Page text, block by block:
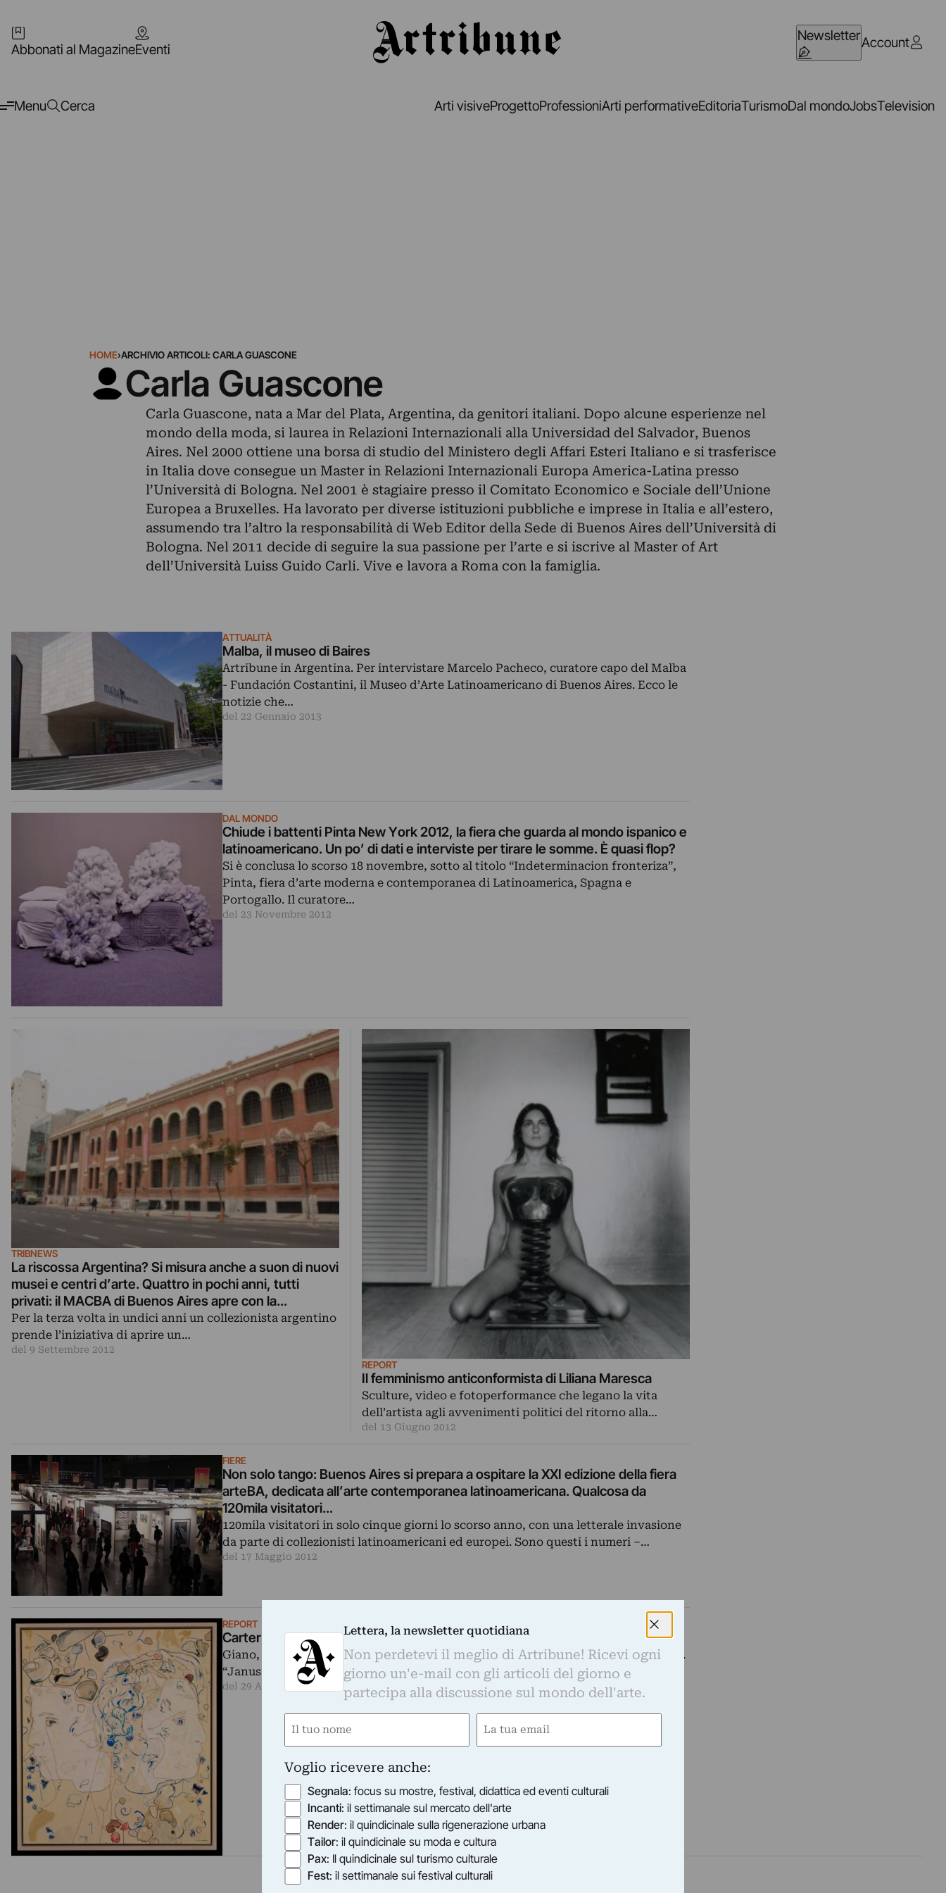
Abbonati al MagazineEventi
NewsletterAccount
Menu Cerca Arti visiveProgettoProfessioniArti performativeEditoriaTurismoDal mondoJobsTelevision
HOME›ARCHIVIO ARTICOLI: CARLA GUASCONE
Carla Guascone
Carla Guascone, nata a Mar del Plata, Argentina, da genitori italiani. Dopo alcune esperienze nel
mondo della moda, si laurea in Relazioni Internazionali alla Universidad del Salvador, Buenos
Aires. Nel 2000 ottiene una borsa di studio del Ministero degli Affari Esteri Italiano e si trasferisce
in Italia dove consegue un Master in Relazioni Internazionali Europa America-Latina presso
l’Università di Bologna. Nel 2001 è stagiaire presso il Comitato Economico e Sociale dell’Unione
Europea a Bruxelles. Ha lavorato per diverse istituzioni pubbliche e imprese in Italia e all’estero,
assumendo tra l’altro la responsabilità di Web Editor della Sede di Buenos Aires dell’Università di
Bologna. Nel 2011 decide di seguire la sua passione per l’arte e si iscrive al Master of Art
dell’Università Luiss Guido Carli. Vive e lavora a Roma con la famiglia.
ATTUALITÀ
Malba, il museo di Baires
Artribune in Argentina. Per intervistare Marcelo Pacheco, curatore capo del Malba
- Fundación Costantini, il Museo d’Arte Latinoamericano di Buenos Aires. Ecco le
notizie che…
del 22 Gennaio 2013
DAL MONDO
Chiude i battenti Pinta New York 2012, la fiera che guarda al mondo ispanico e
latinoamericano. Un po’ di dati e interviste per tirare le somme. È quasi flop?
Si è conclusa lo scorso 18 novembre, sotto al titolo “Indeterminacion fronteriza”,
Pinta, fiera d’arte moderna e contemporanea di Latinoamerica, Spagna e
Portogallo. Il curatore…
del 23 Novembre 2012
TRIBNEWS
La riscossa Argentina? Si misura anche a suon di nuovi
musei e centri d’arte. Quattro in pochi anni, tutti
privati: il MACBA di Buenos Aires apre con la
collezione d’arte cinetica e Op Art del banchiere Aldo
Rubino
Per la terza volta in undici anni un collezionista argentino
prende l’iniziativa di aprire un…
del 9 Settembre 2012
REPORT
Il femminismo anticonformista di Liliana Maresca
Sculture, video e fotoperformance che legano la vita
dell’artista agli avvenimenti politici del ritorno alla…
del 13 Giugno 2012
FIERE
Non solo tango: Buenos Aires si prepara a ospitare la XXI edizione della fiera
arteBA, dedicata all’arte contemporanea latinoamericana. Qualcosa da
120mila visitatori…
120mila visitatori in solo cinque giorni lo scorso anno, con una letterale invasione
da parte di collezionisti latinoamericani ed europei. Sono questi i numeri –…
del 17 Maggio 2012
REPORT
Carter, fra identità e travestimento
Giano, il dio degli inizi, ispira le variazioni delle teste dell’artista americano Carter.
“Janus Travestito” è in mostra alla Galleria Annarumma di Napoli, fino al…
del 29 Aprile 2012
Lettera, la newsletter quotidiana
Non perdetevi il meglio di Artribune! Ricevi ogni
giorno un'e-mail con gli articoli del giorno e
partecipa alla discussione sul mondo dell'arte.
Nome
Email
Voglio ricevere anche:
Segnala: focus su mostre, festival, didattica ed eventi culturali
Incanti: il settimanale sul mercato dell'arte
Render: il quindicinale sulla rigenerazione urbana
Tailor: il quindicinale su moda e cultura
Pax: Il quindicinale sul turismo culturale
Fest: il settimanale sui festival culturali